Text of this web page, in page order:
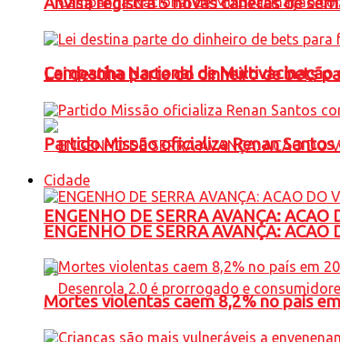
Campanha Nacional de Multivacinação
ENGENHO DE SERRA AVANÇA:
Lei destina parte do dinheiro de bets
Partido Missão oficializa Renan
Cidade
ENGENHO DE SERRA AVANÇA:
Mortes violentas caem 8,2% no país